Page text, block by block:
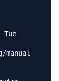
Tue